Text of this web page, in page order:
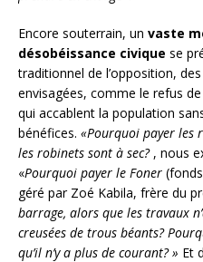
Encore souterrain, un vaste
désobéissance civique se
traditionnel de l’opposition,
envisagées, comme le refus
qui accablent la population
bénéfices. «Pourquoi payer les
les robinets sont à sec? , nous
«Pourquoi payer le Foner
géré par Zoé Kabila, frère du
barrage, alors que les travaux
creusées de trous béants?
qu’il n’y a plus de courant? » Et